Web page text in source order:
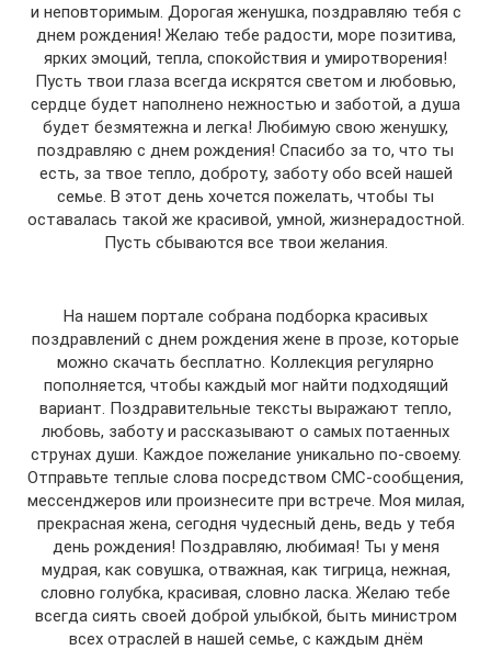
и неповторимым. Дорогая женушка, поздравляю тебя с
днем рождения! Желаю тебе радости, море позитива,
ярких эмоций, тепла, спокойствия и умиротворения!
Пусть твои глаза всегда искрятся светом и любовью,
сердце будет наполнено нежностью и заботой, а душа
будет безмятежна и легка! Любимую свою женушку,
поздравляю с днем рождения! Спасибо за то, что ты
есть, за твое тепло, доброту, заботу обо всей нашей
семье. В этот день хочется пожелать, чтобы ты
оставалась такой же красивой, умной, жизнерадостной.
Пусть сбываются все твои желания.
На нашем портале собрана подборка красивых
поздравлений с днем рождения жене в прозе, которые
можно скачать бесплатно. Коллекция регулярно
пополняется, чтобы каждый мог найти подходящий
вариант. Поздравительные тексты выражают тепло,
любовь, заботу и рассказывают о самых потаенных
струнах души. Каждое пожелание уникально по-своему.
Отправьте теплые слова посредством СМС-сообщения,
мессенджеров или произнесите при встрече. Моя милая,
прекрасная жена, сегодня чудесный день, ведь у тебя
день рождения! Поздравляю, любимая! Ты у меня
мудрая, как совушка, отважная, как тигрица, нежная,
словно голубка, красивая, словно ласка. Желаю тебе
всегда сиять своей доброй улыбкой, быть министром
всех отраслей в нашей семье, с каждым днём